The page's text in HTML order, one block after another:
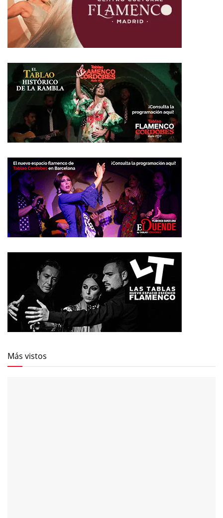
Más vistos